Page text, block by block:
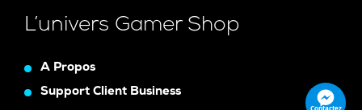
L’univers Gamer Shop
A Propos
Support Client Business
Contactez